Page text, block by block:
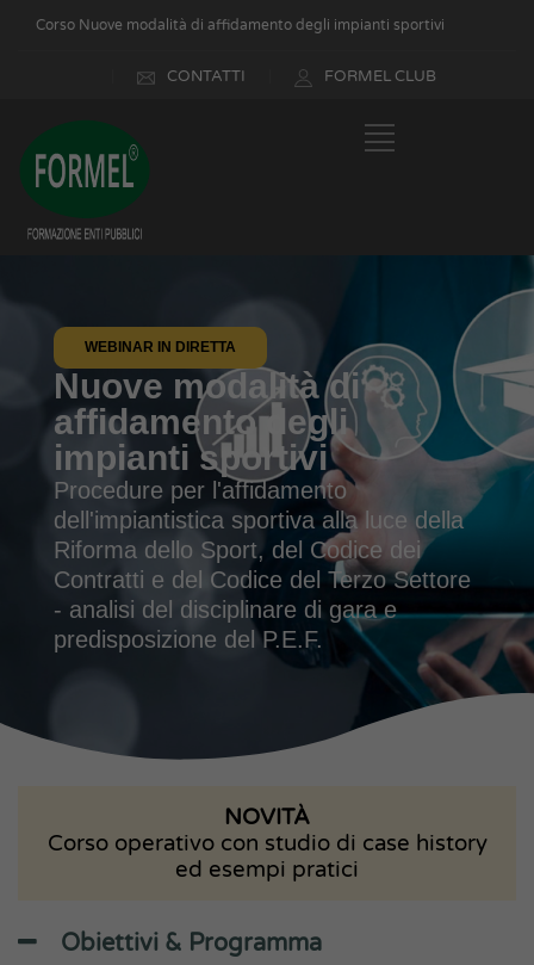
Corso Nuove modalità di affidamento degli impianti sportivi
CONTATTI FORMEL CLUB
WEBINAR IN DIRETTA
Nuove modalità di
affidamento degli
impianti sportivi
Procedure per l'affidamento
dell'impiantistica sportiva alla luce della
Riforma dello Sport, del Codice dei
Contratti e del Codice del Terzo Settore
- analisi del disciplinare di gara e
predisposizione del P.E.F.
NOVITÀ
Corso operativo con studio di case history
ed esempi pratici
Obiettivi & Programma